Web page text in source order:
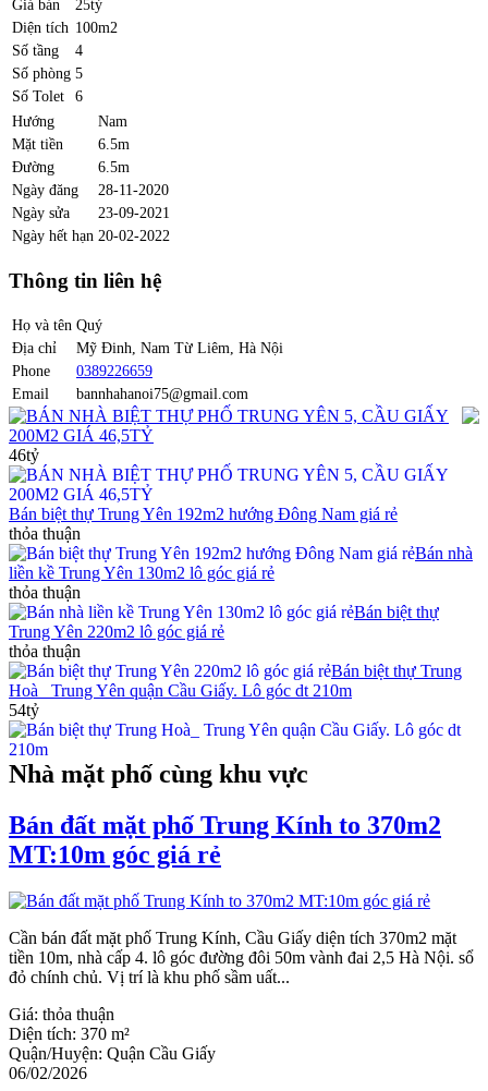
Giá bán
25tỷ
Diện tích 100m2
Số tầng
4
Số phòng 5
Số Tolet
6
Hướng
Nam
Mặt tiền
6.5m
Đường
6.5m
Ngày đăng
28-11-2020
Ngày sửa
23-09-2021
Ngày hết hạn 20-02-2022
Thông tin liên hệ
Họ và tên Quý
Địa chỉ
Mỹ Đinh, Nam Từ Liêm, Hà Nội
Phone
0389226659
Email
bannhahanoi75@gmail.com
BÁN NHÀ BIỆT THỰ PHỐ TRUNG YÊN 5, CẦU GIẤY
200M2 GIÁ 46,5TỶ
46tỷ
Bán biệt thự Trung Yên 192m2 hướng Đông Nam giá rẻ
thỏa thuận
Bán nhà
liền kề Trung Yên 130m2 lô góc giá rẻ
thỏa thuận
Bán biệt thự
Trung Yên 220m2 lô góc giá rẻ
thỏa thuận
Bán biệt thự Trung
Hoà_ Trung Yên quận Cầu Giấy. Lô góc dt 210m
54tỷ
Nhà mặt phố cùng khu vực
Bán đất mặt phố Trung Kính to 370m2
MT:10m góc giá rẻ
Cần bán đất mặt phố Trung Kính, Cầu Giấy diện tích 370m2 mặt
tiền 10m, nhà cấp 4. lô góc đường đôi 50m vành đai 2,5 Hà Nội. sổ
đỏ chính chủ. Vị trí là khu phố sầm uất...
Giá: thỏa thuận
Diện tích: 370 m²
Quận/Huyện: Quận Cầu Giấy
06/02/2026